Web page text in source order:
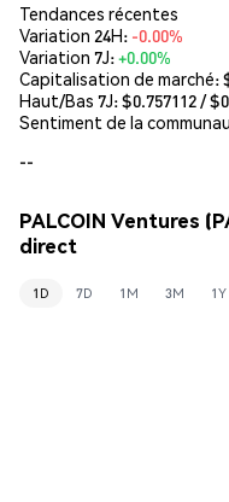
Tendances récentes
Variation 24H: -0.00%
Variation 7J:+0.00%
Capitalisation de marché:
Haut/Bas 7J: $0.757112/ $
Sentiment de la
--
PALCOIN Ventures
direct
1D 7D 1M 3M 1Y